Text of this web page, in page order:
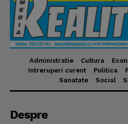
Administratie Cultura
Intreruperi curent
Politica
Sanatate
Social
Despre